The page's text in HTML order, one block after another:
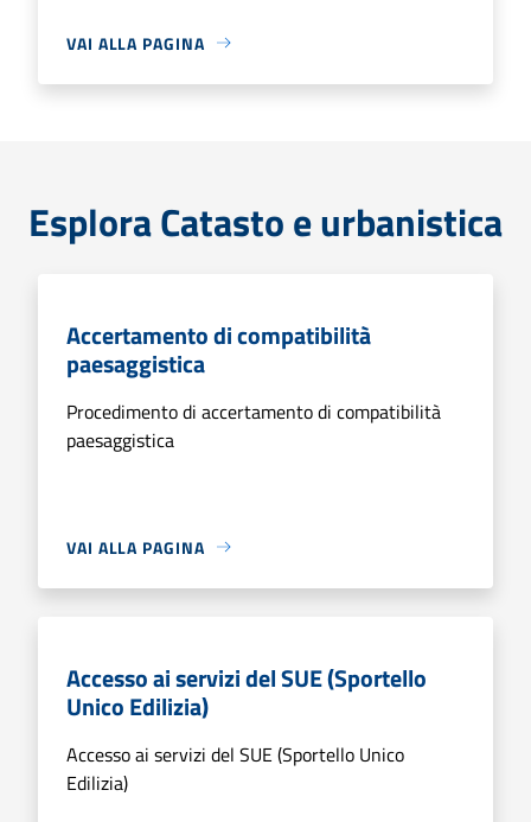
VAI ALLA PAGINA
Esplora Catasto e urbanistica
Accertamento di compatibilità
paesaggistica
Procedimento di accertamento di compatibilità
paesaggistica
VAI ALLA PAGINA
Accesso ai servizi del SUE (Sportello
Unico Edilizia)
Accesso ai servizi del SUE (Sportello Unico
Edilizia)